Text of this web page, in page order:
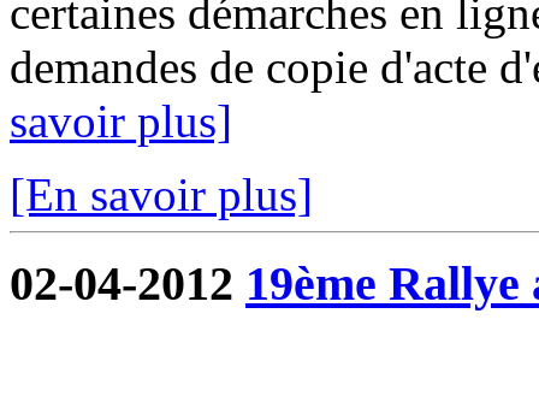
certaines démarches en
demandes de copie d'acte
savoir plus]
[En savoir plus]
02-04-2012 19ème